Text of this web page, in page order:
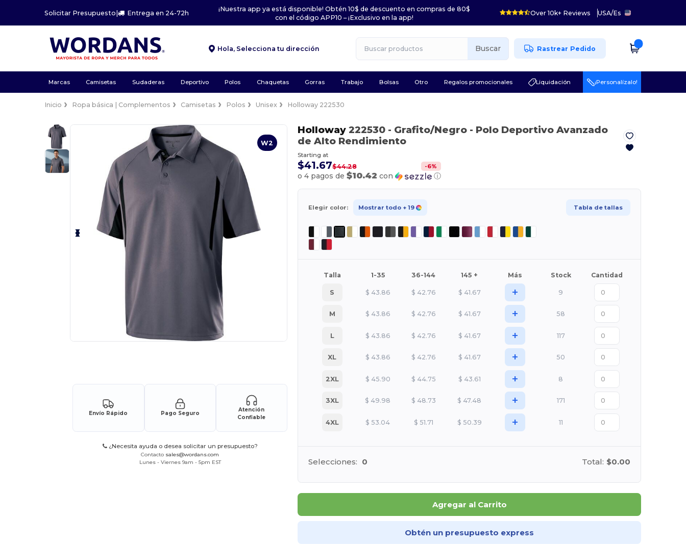
Solicitar Presupuesto| Entrega en 24-72h
¡Nuestra app ya está disponible! Obtén 10$ de descuento en compras de 80$
con el código APP10 – ¡Exclusivo en la app!
Over 10k+ Reviews USA/Es
Hola, Selecciona tu dirección Buscar Rastrear Pedido
Marcas Camisetas Sudaderas Deportivo Polos Chaquetas Gorras Trabajo Bolsas Otro Regalos promocionales Liquidación ¡Personalízalo!
Inicio Ropa básica | Complementos Camisetas Polos Unisex Holloway 222530
W2
Envío Rápido Pago Seguro
Atención
Confiable
¿Necesita ayuda o desea solicitar un presupuesto?
Contacto sales@wordans.com
Lunes - Viernes 9am - 5pm EST
Holloway222530 - Grafito/Negro- Polo Deportivo Avanzado
de Alto Rendimiento
Starting at
$41.67$44.28 -6%
o 4 pagos de $10.42 con ⓘ
Elegir color: Mostrar todo + 19 Tabla de tallas
Talla 1-35 36-144 145 + Más Stock Cantidad
S $ 43.86 $ 42.76 $ 41.67 + 9
M $ 43.86 $ 42.76 $ 41.67 + 58
L $ 43.86 $ 42.76 $ 41.67 + 117
XL $ 43.86 $ 42.76 $ 41.67 + 50
2XL $ 45.90 $ 44.75 $ 43.61 + 8
3XL $ 49.98 $ 48.73 $ 47.48 + 171
4XL $ 53.04 $ 51.71 $ 50.39 + 11
Selecciones: 0 Total: $0.00
Agregar al Carrito
Obtén un presupuesto express